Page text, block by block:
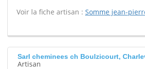
Voir la fiche artisan : Somme jean-
Sarl cheminees ch Boulzicourt,
Artisan